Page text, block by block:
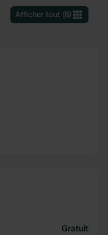
Afficher tout(8)
Gratuit